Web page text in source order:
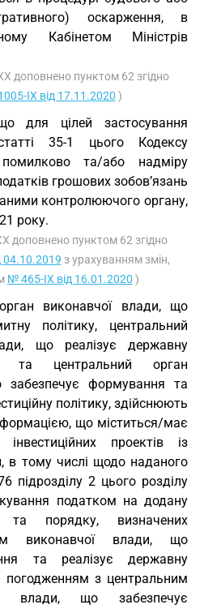
оскарження, в
Кабінетом Міністрів
доповнено пунктом 62 згідно
IX від 17.11.2020 )
для цілей застосування
35-1 цього Кодексу
та/або надміру
грошових зобов’язань
контролюючого органу,
року.
доповнено пунктом 62 згідно
04.10.2019 з урахуванням змін,
№ 465-IX від 16.01.2020 )
виконавчої влади, що
політику, центральний
що реалізує державну
та центральний орган
забезпечує формування та
політику, здійснюють
що міститься/має
проектів із
в тому числі щодо наданого
підрозділу 2 цього розділу
податком на додану
та порядку, визначених
виконавчої влади, що
та реалізує державну
погодженням з центральним
влади, що забезпечує